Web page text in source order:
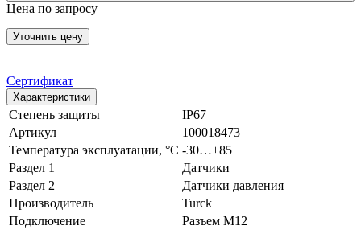
Цена по запросу
Уточнить цену
Сертификат
Характеристики
Степень защиты
IP67
Артикул
100018473
Температура эксплуатации, °С -30…+85
Раздел 1
Датчики
Раздел 2
Датчики давления
Производитель
Turck
Подключение
Разъем M12